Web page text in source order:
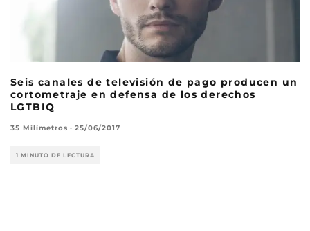
Seis canales de televisión de pago producen un
cortometraje en defensa de los derechos
LGTBIQ
35 Milímetros · 25/06/2017
1 MINUTO DE LECTURA